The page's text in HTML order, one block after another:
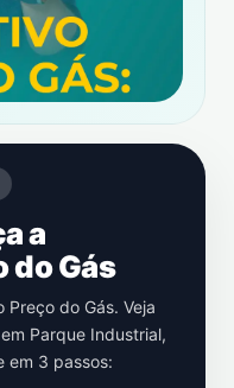
a
do Gás
do Gás. Veja
em Parque Industrial,
em 3 passos: